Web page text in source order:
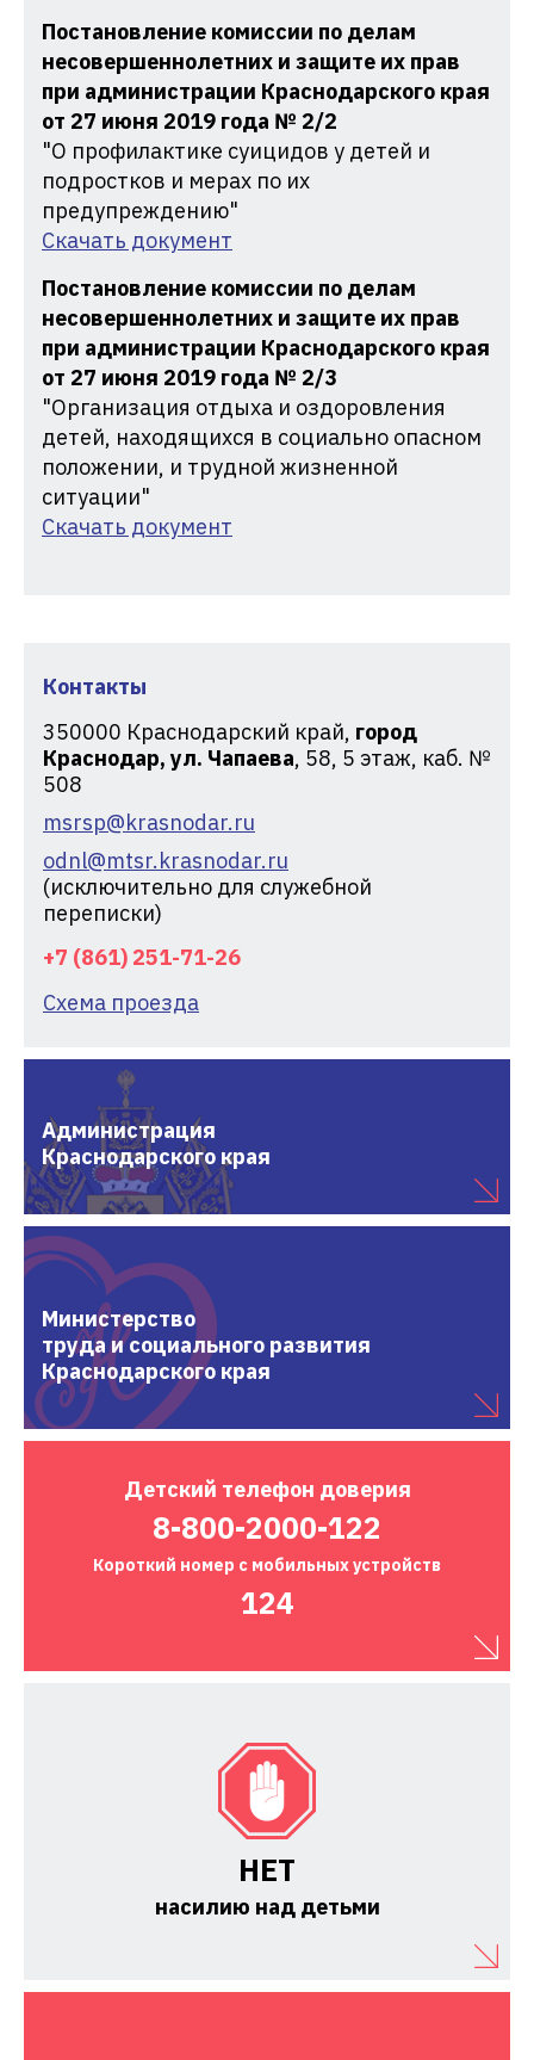
Контакты
350000 Краснодарский край, город
Краснодар, ул. Чапаева, 58, 5 этаж, каб. №
508
msrsp@krasnodar.ru
odnl@mtsr.krasnodar.ru
(исключительно для служебной
переписки)
+7 (861) 251-71-26
Схема проезда
Администрация
Краснодарского края
Министерство
труда и социального развития
Краснодарского края
Детский телефон доверия
8-800-2000-122
Короткий номер с мобильных устройств
124
НЕТ
насилию над детьми
Постановление комиссии по делам
несовершеннолетних и защите их прав
при администрации Краснодарского края
от 27 июня 2019 года № 2/2
"О профилактике суицидов у детей и
подростков и мерах по их
предупреждению"
Скачать документ
Постановление комиссии по делам
несовершеннолетних и защите их прав
при администрации Краснодарского края
от 27 июня 2019 года № 2/3
"Организация отдыха и оздоровления
детей, находящихся в социально опасном
положении, и трудной жизненной
ситуации"
Скачать документ